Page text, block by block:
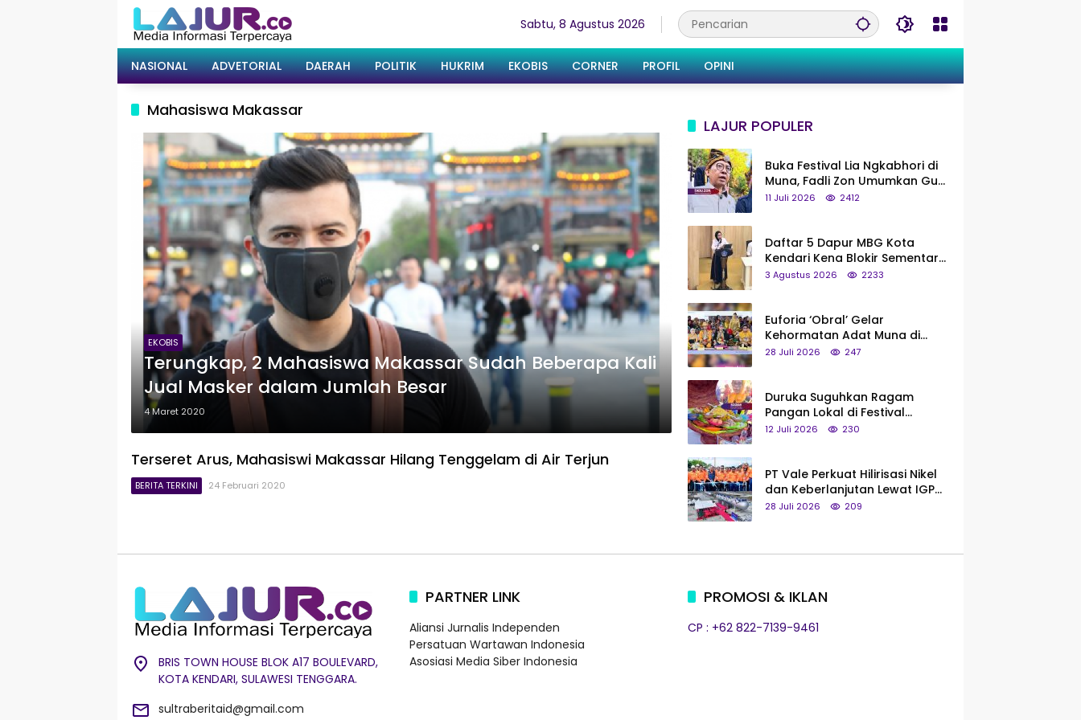
Sabtu, 8 Agustus 2026
NASIONAL ADVETORIAL DAERAH POLITIK HUKRIM EKOBIS CORNER PROFIL OPINI
Mahasiswa Makassar
EKOBIS
Terungkap, 2 Mahasiswa Makassar Sudah Beberapa Kali
Jual Masker dalam Jumlah Besar
4 Maret 2020
Terseret Arus, Mahasiswi Makassar Hilang Tenggelam di Air Terjun
BERITA TERKINI 24 Februari 2020
LAJUR POPULER
Buka Festival Lia Ngkabhori di
Muna, Fadli Zon Umumkan Gua
Metanduno Segera Naik Status
11 Juli 2026 2412
Daftar 5 Dapur MBG Kota
Kendari Kena Blokir Sementara
dari Pusat
3 Agustus 2026 2233
Euforia ‘Obral’ Gelar
Kehormatan Adat Muna di
Silaturahmi KKMM, Ridwan Bae:
28 Juli 2026 247
Duruka Suguhkan Ragam
Pangan Lokal di Festival
Liangkobhori, Dari Umbi Rebus
12 Juli 2026 230
PT Vale Perkuat Hilirisasi Nikel
dan Keberlanjutan Lewat IGP
Morowali
28 Juli 2026 209
BRIS TOWN HOUSE BLOK A17 BOULEVARD,
KOTA KENDARI, SULAWESI TENGGARA.
sultraberitaid@gmail.com
PARTNER LINK
Aliansi Jurnalis Independen
Persatuan Wartawan Indonesia
Asosiasi Media Siber Indonesia
PROMOSI & IKLAN
CP : +62 822-7139-9461